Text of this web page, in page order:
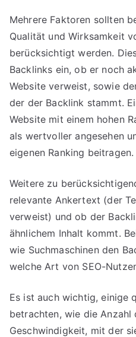
Mehrere Faktoren sollten
Qualität und Wirksamkeit
berücksichtigt werden.
Backlinks ein, ob er noch
Website verweist, sowie
der der Backlink stammt.
Website mit einem hohen
als wertvoller angesehen
eigenen Ranking beitragen.
Weitere zu
relevante Ankertext (der
verweist) und ob der
ähnlichem Inhalt kommt.
wie Suchmaschinen den
welche Art von SEO-
Es ist auch wichtig, einige
betrachten, wie die Anzahl
Geschwindigkeit, mit der